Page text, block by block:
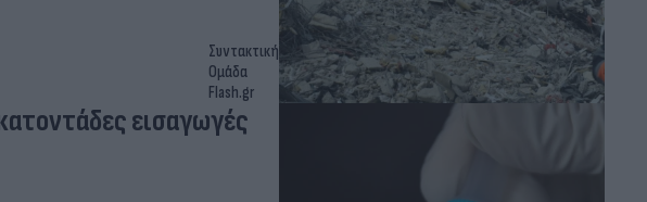
Συντακτική
Ομάδα
Flash.gr
εισαγωγές